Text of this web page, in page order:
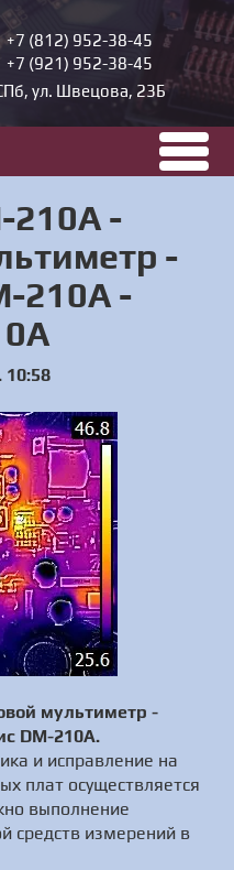
+7 (812) 952-38-45
+7 (921) 952-38-45
ул. Швецова, 23Б
-
-
210A -
10:58
мультиметр -
DM-210A.
и исправление на
плат осуществляется
выполнение
средств измерений в